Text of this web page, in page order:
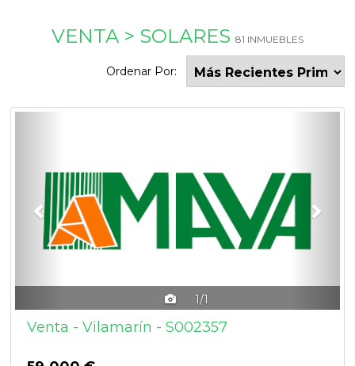
VENTA > SOLARES 81 INMUEBLES
Ordenar Por:
1/1
Venta - Vilamarín - S002357